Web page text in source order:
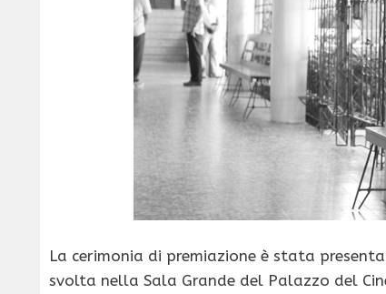
La cerimonia di premiazione è stata
svolta nella Sala Grande del Palazzo del